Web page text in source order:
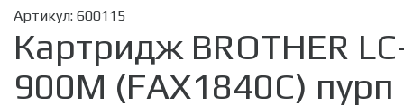
Артикул: 600115
Картридж BROTHER
900M (FAX1840С) пурп